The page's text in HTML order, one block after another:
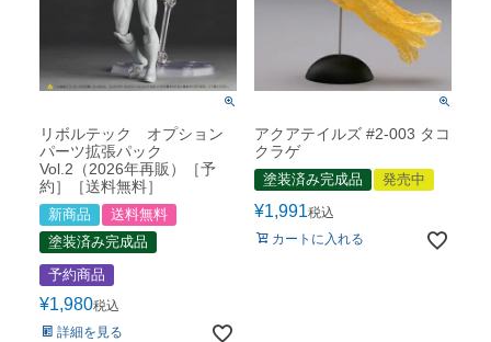
リボルテック オプション
パーツ拡張パック
Vol.2（2026年再販）［予
約］［送料無料］
新商品
送料無料
塗装済み完成品
予約商品
¥1,980税込
詳細を見る
アクアテイルズ #2-003 タコ
クラゲ
塗装済み完成品 発売中
¥1,991税込
カートに入れる